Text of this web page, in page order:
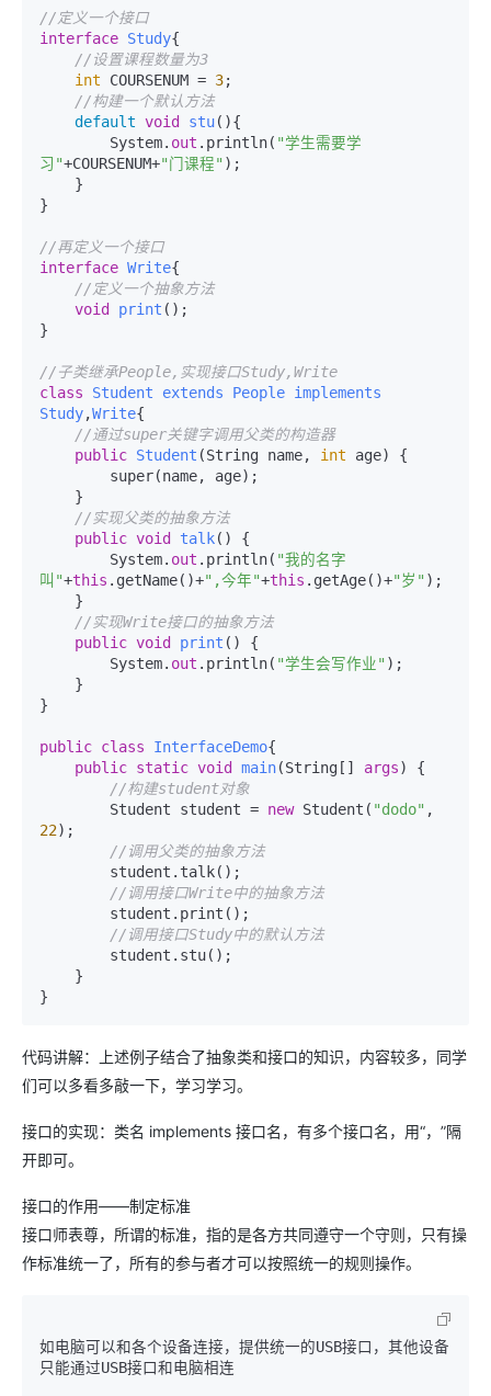
//定义一个接口
interface Study{
//设置课程数量为3
int COURSENUM = 3;
//构建一个默认方法
default void stu(){
        System.
out .println( "学生需要学
习"+COURSENUM+"门课程" );
}
//再定义一个接口
interface Write{
//定义一个抽象方法
void
print () ;
}
//子类继承People,实现接口Study,Write
class
Student extends People implements
Study,Write{
//通过super关键字调用父类的构造器
public Student (String name, int age)
{
//实现父类的抽象方法
public void talk()
{
        System.
out .println( "我的名字
叫"+this .getName()+",今年"+this .getAge()+"岁" );
//实现Write接口的抽象方法
public void print ()
{
        System.
out .println( "学生会写作业" );
}
public class InterfaceDemo{
public static void main(String[] args)
{
//构建student对象
        Student student =
new Student( "dodo"
22);
//调用父类的抽象方法
//调用接口Write中的抽象方法
//调用接口Study中的默认方法
}
代码讲解：上述例子结合了抽象类和接口的知识，内容较多，同学
们可以多看多敲一下，学习学习。
接口的实现：类名 implements 接口名，有多个接口名，用“，”隔
开即可。
接口的作用——制定标准
接口师表尊，所谓的标准，指的是各方共同遵守一个守则，只有操
作标准统一了，所有的参与者才可以按照统一的规则操作。
如电脑可以和各个设备连接，提供统一的USB接口，其他设备
只能通过USB接口和电脑相连